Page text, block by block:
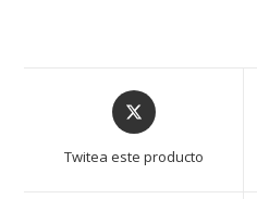
Opens
in
new
Twitea este producto